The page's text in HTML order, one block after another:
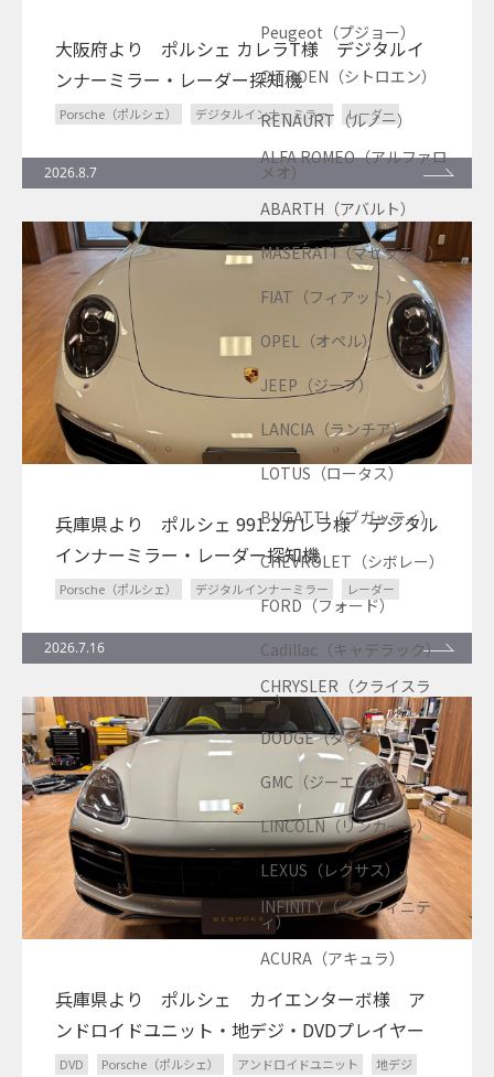
Peugeot（プジョー）
CITROEN（シトロエン）
RENAURT（ルノー）
ALFA ROMEO（アルファロ
メオ）
ABARTH（アバルト）
MASERATI（マセラティ）
FIAT（フィアット）
OPEL（オペル）
JEEP（ジープ）
LANCIA（ランチア）
LOTUS（ロータス）
BUGATTI（ブガッティ）
CHEVROLET（シボレー）
FORD（フォード）
Cadillac（キャデラック）
CHRYSLER（クライスラ
ー）
DODGE（ダッジ）
GMC（ジーエムシー）
LINCOLN（リンカーン）
LEXUS（レクサス）
INFINITY（インフィニテ
ィ）
ACURA（アキュラ）
大阪府より ポルシェ カレラT様 デジタルイ
ンナーミラー・レーダー探知機
Porsche（ポルシェ） デジタルインナーミラー レーダー
2026.8.7
兵庫県より ポルシェ 991.2カレラ様 デジタル
インナーミラー・レーダー探知機
Porsche（ポルシェ） デジタルインナーミラー レーダー
2026.7.16
兵庫県より ポルシェ カイエンターボ様 ア
ンドロイドユニット・地デジ・DVDプレイヤー
DVD Porsche（ポルシェ） アンドロイドユニット 地デジ